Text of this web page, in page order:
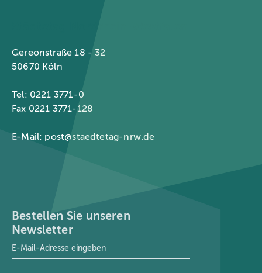
Gereonstraße 18 - 32
50670 Köln
Tel: 0221 3771-0
Fax 0221 3771-128
E-Mail: post@staedtetag-nrw.de
Bestellen Sie unseren
Newsletter
E-Mail-Adresse